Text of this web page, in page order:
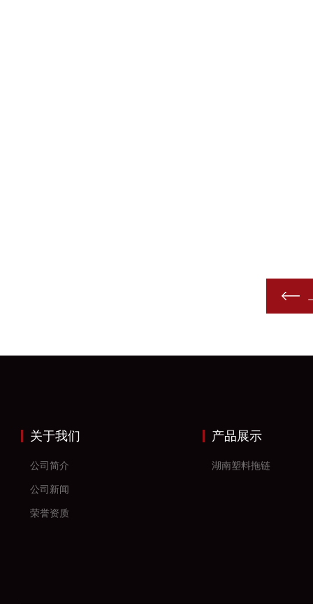
关于我们
公司简介
公司新闻
荣誉资质
产品展示
湖南塑料拖链